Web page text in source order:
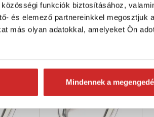
funkciók biztosításához,
és elemező partnereinkkel megosztjuk
más olyan adatokkal, amelyeket Ön
Mindennek a
2 699 Ft
Méret (mm): 20 mm